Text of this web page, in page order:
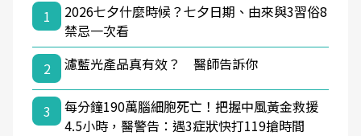
1
2026七夕什麼時候？七夕日期、由來與3習俗8
禁忌一次看
2
濾藍光產品真有效？ 醫師告訴你
3
每分鐘190萬腦細胞死亡！把握中風黃金救援
4.5小時，醫警告：遇3症狀快打119搶時間